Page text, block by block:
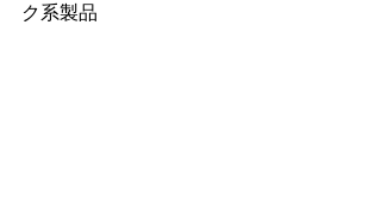
ク系製品